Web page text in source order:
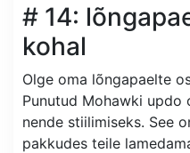
# 14:
kohal
Olge oma lõngapaelte
Punutud Mohawki updo
nende stiilimiseks. See
pakkudes teile